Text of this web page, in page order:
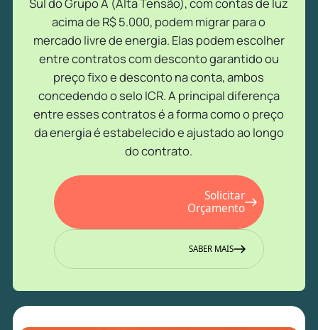
acima de R$ 5.000, podem migrar para o
mercado livre de energia. Elas podem escolher
entre contratos com desconto garantido ou
preço fixo e desconto na conta, ambos
concedendo o selo ICR. A principal diferença
entre esses contratos é a forma como o preço
da energia é estabelecido e ajustado ao longo
do contrato.
Solicitar
Orçamento
SABER MAIS